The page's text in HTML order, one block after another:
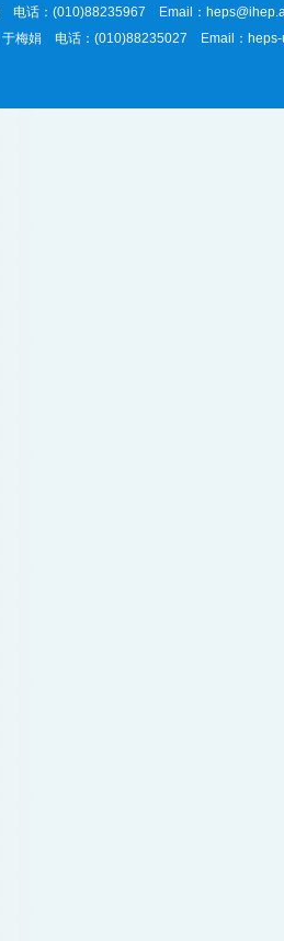
电话：(010)88235967 Email：
于梅娟 电话：(010)88235027 Email：